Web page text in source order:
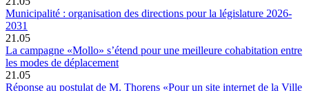
Municipalité : organisation des directions pour la législature 2026-
2031
21.05
La campagne «Mollo» s’étend pour une meilleure cohabitation entre
les modes de déplacement
21.05
Réponse au postulat de M. Thorens «Pour un site internet de la Ville